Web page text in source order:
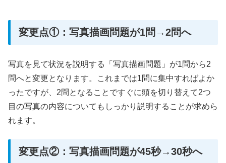
変更点①：写真描画問題が1問→2問へ
写真を見て状況を説明する「写真描画問題」が1問から2
問へと変更となります。これまでは1問に集中すればよか
ったですが、2問となることですぐに頭を切り替えて2つ
目の写真の内容についてもしっかり説明することが求めら
れます。
変更点②：写真描画問題が45秒→30秒へ